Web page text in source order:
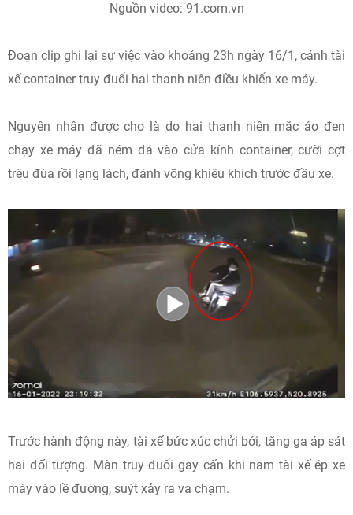
Nguồn video: 91.com.vn
Đoạn clip ghi lại sự việc vào khoảng 23h ngày 16/1, cảnh tài
xế container truy đuổi hai thanh niên điều khiển xe máy.
Nguyên nhân được cho là do hai thanh niên mặc áo đen
chạy xe máy đã ném đá vào cửa kính container, cười cợt
trêu đùa rồi lạng lách, đánh võng khiêu khích trước đầu xe.
Trước hành động này, tài xế bức xúc chửi bới, tăng ga áp sát
hai đối tượng. Màn truy đuổi gay cấn khi nam tài xế ép xe
máy vào lề đường, suýt xảy ra va chạm.